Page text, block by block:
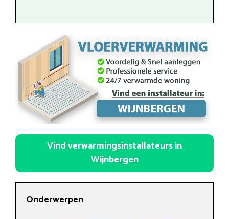
Vind verwarmingsinstallateurs in
Wijnbergen
Onderwerpen